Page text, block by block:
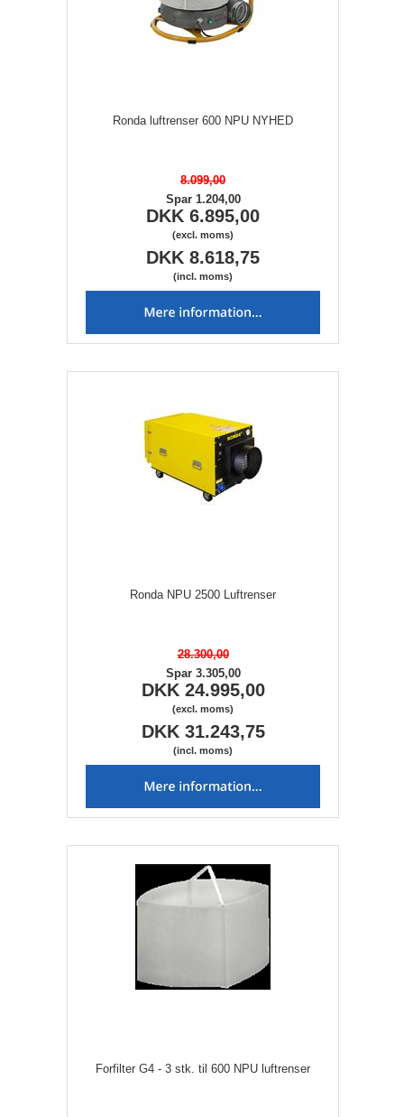
Ronda luftrenser 600 NPU NYHED
8.099,00
Spar 1.204,00
DKK 6.895,00
(excl. moms)
DKK 8.618,75
(incl. moms)
Ronda NPU 2500 Luftrenser
28.300,00
Spar 3.305,00
DKK 24.995,00
(excl. moms)
DKK 31.243,75
(incl. moms)
Forfilter G4 - 3 stk. til 600 NPU luftrenser